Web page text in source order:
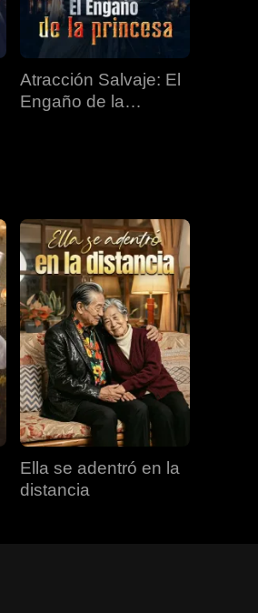
EP 40Atracción Salvaje: El
Engaño de la
Ella se adentró en la
distancia